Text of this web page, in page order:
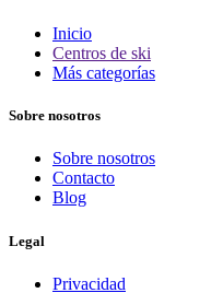
Inicio
Centros de ski
Más categorías
Sobre nosotros
Sobre nosotros
Contacto
Blog
Legal
Privacidad